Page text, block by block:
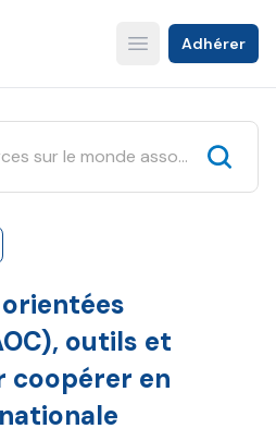
Open main menu
Adhérer
outils et
coopérer en